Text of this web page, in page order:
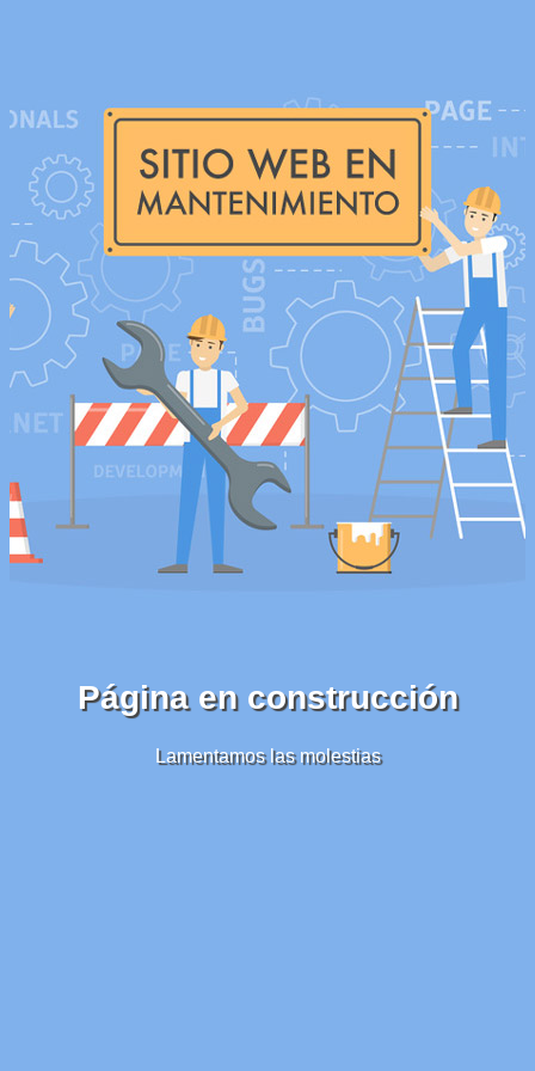
Página en construcción
Lamentamos las molestias